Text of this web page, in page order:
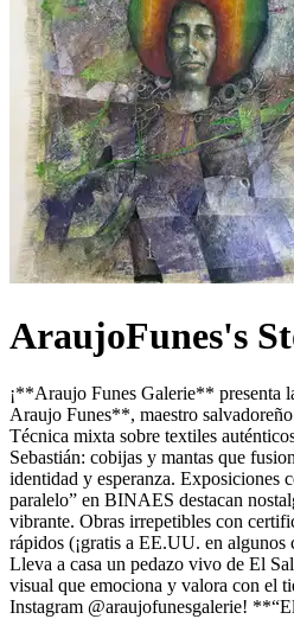
AraujoFunes's
¡**Araujo Funes Galerie** presenta
Araujo Funes**, maestro
Técnica mixta sobre textiles
Sebastián: cobijas y mantas que
identidad y esperanza. Exposiciones
paralelo” en BINAES destacan
vibrante. Obras irrepetibles con
rápidos (¡gratis a EE.UU. en algunos
Lleva a casa un pedazo vivo de El
visual que emociona y valora con el
Instagram @araujofunesgalerie!